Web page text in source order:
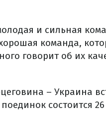
и сильная
команда,
говорит об их
– Украина
состоится